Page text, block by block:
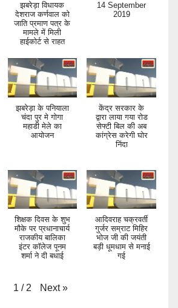
झबरेड़ा विधायक
देशराज कर्णवाल को
जाति प्रमाण पत्र के
मामले में मिली
हाईकोर्ट से राहत
14 September
2019
झबरेड़ा के पनियाला
चंदा पुर मे गोगा
महाडी मेले का
आयोजन
केंद्र सरकार के
द्वारा लाया गया रोड
सेफ्टी बिल की अब
कांग्रेस करेगी घोर
निंदा
शिक्षक दिवस के शुभ
मौके पर प्रधानाचार्य
राजकीय बालिका
इंटर कॉलेज पूनम
शर्मा ने दी बधाई
आदिवराह चक्रवर्ती
गुर्जर सम्राट मिहिर
भोज जी की जयंती
बड़ी धूमधाम से मनाई
गई
1 / 2 Next »